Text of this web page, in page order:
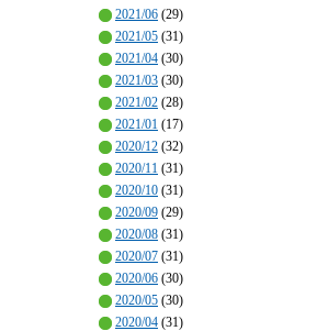
2021/06 (29)
2021/05 (31)
2021/04 (30)
2021/03 (30)
2021/02 (28)
2021/01 (17)
2020/12 (32)
2020/11 (31)
2020/10 (31)
2020/09 (29)
2020/08 (31)
2020/07 (31)
2020/06 (30)
2020/05 (30)
2020/04 (31)